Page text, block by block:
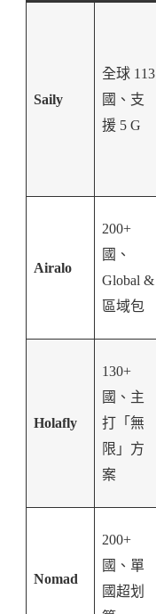
Saily
全球 113
國、支
援 5 G
Airalo
200+
國、
Global &
區域包
Holafly
130+
國、主
打「無
限」方
案
Nomad
200+
國、單
國超划